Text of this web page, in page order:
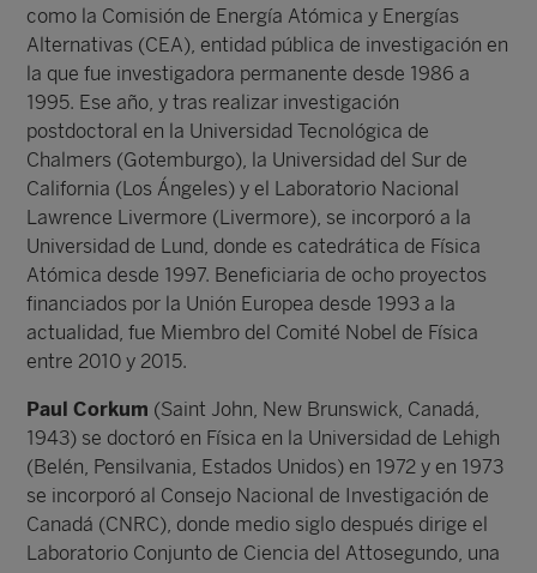
como la Comisión de Energía Atómica y Energías
Alternativas (CEA), entidad pública de investigación en
la que fue investigadora permanente desde 1986 a
1995. Ese año, y tras realizar investigación
postdoctoral en la Universidad Tecnológica de
Chalmers (Gotemburgo), la Universidad del Sur de
California (Los Ángeles) y el Laboratorio Nacional
Lawrence Livermore (Livermore), se incorporó a la
Universidad de Lund, donde es catedrática de Física
Atómica desde 1997. Beneficiaria de ocho proyectos
financiados por la Unión Europea desde 1993 a la
actualidad, fue Miembro del Comité Nobel de Física
entre 2010 y 2015.
Paul Corkum (Saint John, New Brunswick, Canadá,
1943) se doctoró en Física en la Universidad de Lehigh
(Belén, Pensilvania, Estados Unidos) en 1972 y en 1973
se incorporó al Consejo Nacional de Investigación de
Canadá (CNRC), donde medio siglo después dirige el
Laboratorio Conjunto de Ciencia del Attosegundo, una